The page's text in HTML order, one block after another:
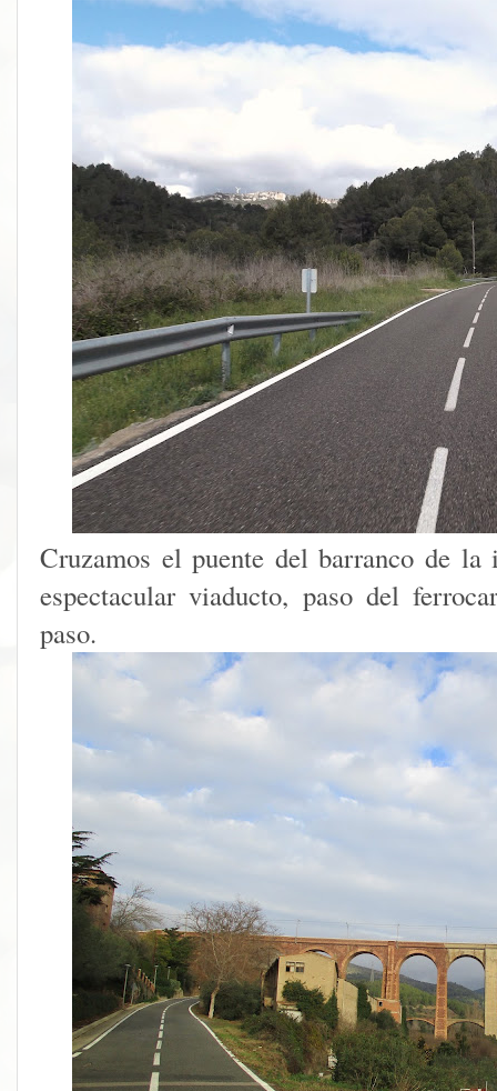
Cruzamos el puente del barranco de
espectacular viaducto, paso del
paso.